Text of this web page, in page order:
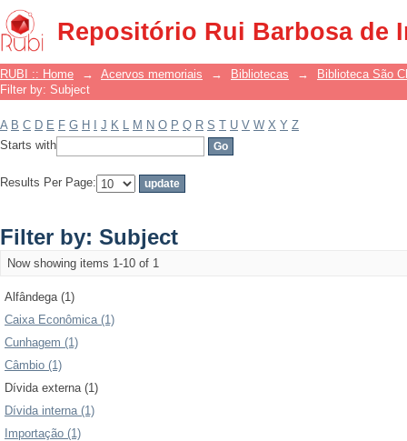
Repositório Rui Barbosa de
Filter by: Subject
RUBI :: Home → Acervos memoriais → Bibliotecas →
Biblioteca São
Filter by: Subject
A B C D E F G H J K L M N O P Q R S T U V W X Y Z
Starts with
Results Per Page:
Filter by: Subject
Now showing items 1-10 of 1
Alfândega (1)
Caixa Econômica (1)
Cunhagem (1)
Câmbio (1)
Dívida externa (1)
Dívida interna (1)
Importação (1)